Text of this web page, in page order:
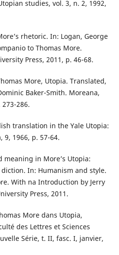
studies, vol. 3, n. 2, 1992,
rhetoric. In: Logan, George
to Thomas More.
Press, 2011, p. 46-68.
More, Utopia. Translated,
Baker-Smith. Moreana,
286.
translation in the Yale Utopia:
9, 1966, p. 57-64.
meaning in More’s Utopia:
diction. In: Humanism and style.
With na Introduction by Jerry
Press, 2011.
More dans Utopia,
des Lettres et Sciences
Série, t. II, fasc. I, janvier,